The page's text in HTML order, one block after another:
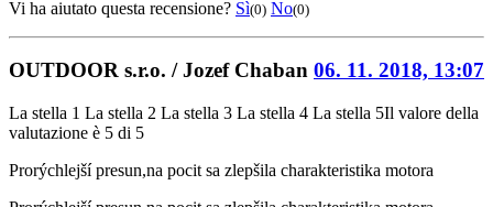
Vi ha aiutato questa recensione? Sì(0) No(0)
OUTDOOR s.r.o. / Jozef Chaban 06. 11. 2018, 13:07
La stella 1 La stella 2 La stella 3 La stella 4 La stella 5Il valore della
valutazione è 5 di 5
Prorýchlejší presun,na pocit sa zlepšila charakteristika motora